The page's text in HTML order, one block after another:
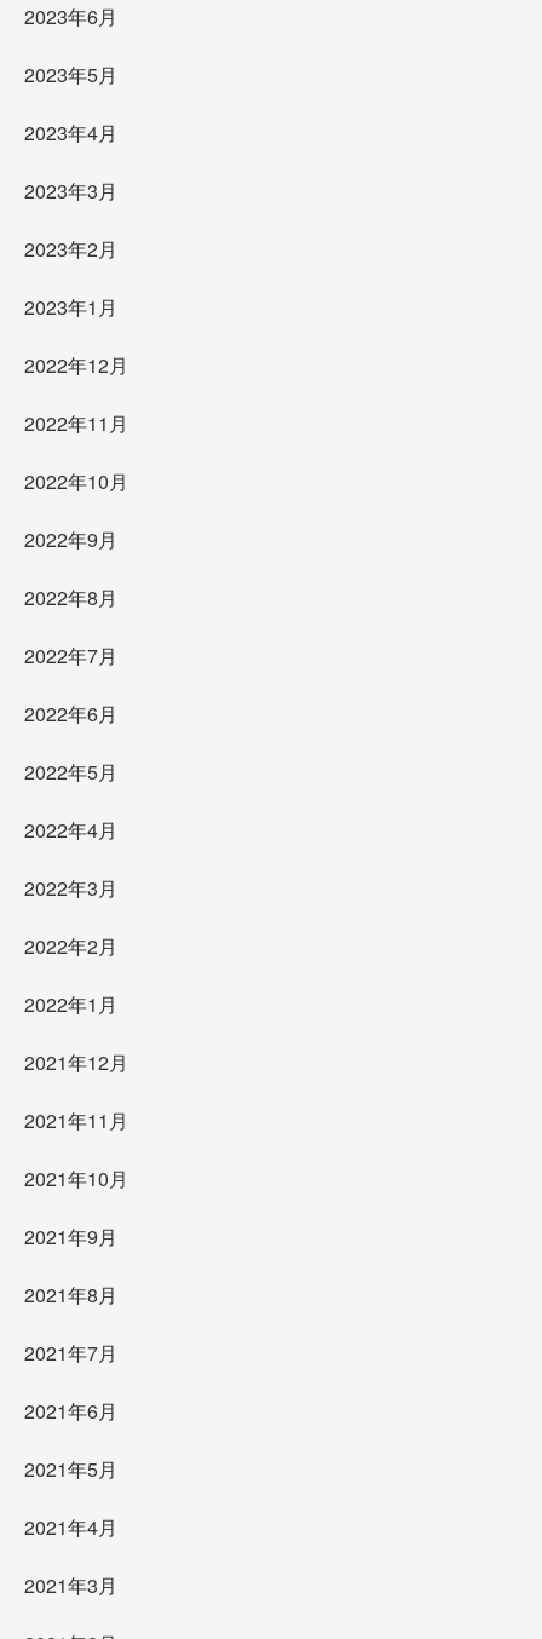
2023年6月
2023年5月
2023年4月
2023年3月
2023年2月
2023年1月
2022年12月
2022年11月
2022年10月
2022年9月
2022年8月
2022年7月
2022年6月
2022年5月
2022年4月
2022年3月
2022年2月
2022年1月
2021年12月
2021年11月
2021年10月
2021年9月
2021年8月
2021年7月
2021年6月
2021年5月
2021年4月
2021年3月